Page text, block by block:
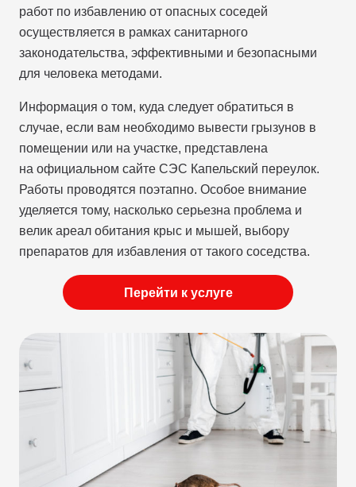
работ по избавлению от опасных соседей
осуществляется в рамках санитарного
законодательства, эффективными и безопасными
для человека методами.
Информация о том, куда следует обратиться в
случае, если вам необходимо вывести грызунов в
помещении или на участке, представлена
на официальном сайте СЭС Капельский переулок.
Работы проводятся поэтапно. Особое внимание
уделяется тому, насколько серьезна проблема и
велик ареал обитания крыс и мышей, выбору
препаратов для избавления от такого соседства.
Перейти к услуге